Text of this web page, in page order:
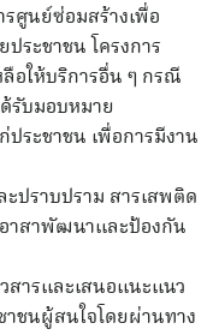
ศูนย์ซ่อมสร้างเพื่อ
ระชาชน โครงการ
ลือให้บริการอื่น ๆ กรณี
รับมอบหมาย
ระชาชน เพื่อการมีงาน
ปราบปราม สารเสพติด
าสาพัฒนาและป้องกัน
สารและเสนอแนะแนว
าชนผู้สนใจโดยผ่านทาง